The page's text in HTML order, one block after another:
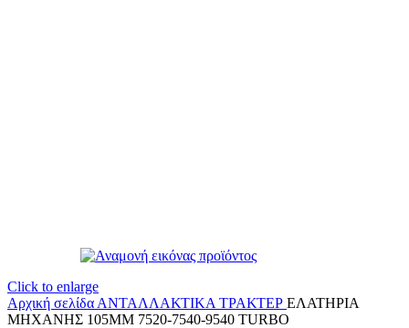
Click to enlarge
Αρχική σελίδα ΑΝΤΑΛΛΑΚΤΙΚΑ ΤΡΑΚΤΕΡ ΕΛΑΤΗΡΙΑ
ΜΗΧΑΝΗΣ 105ΜΜ 7520-7540-9540 TURBO